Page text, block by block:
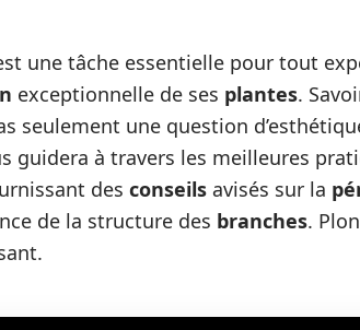
une tâche essentielle pour tout
exceptionnelle de ses plantes.
seulement une question
guidera à travers les meilleures
des conseils avisés sur la
de la structure des branches.